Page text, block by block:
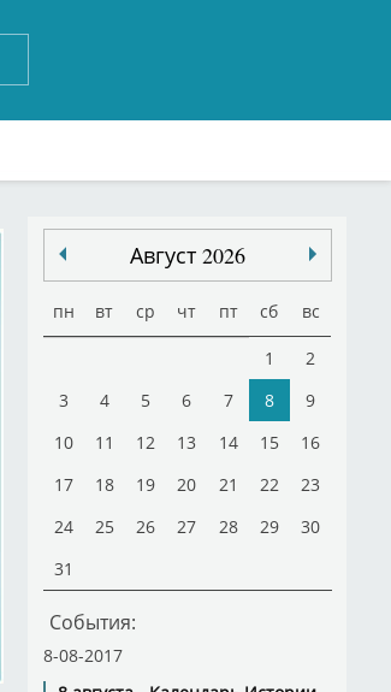
Август 2026
пн вт ср чт пт сб вс
1
2
3
4 5 6 7 8
9
10
11 12 13 14 15
16
17
18 19 20 21 22
23
24
25 26 27 28 29
30
31
События:
8-08-2017